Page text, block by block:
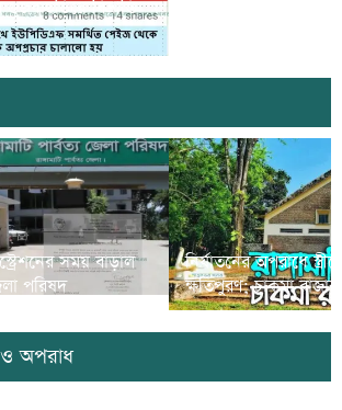
ছড়িয়ে বিভ্রান্তি
সময় বাড়াল
পরিষদ
নির্যাতনের অপরাধে
ক্ষতিপুরণ; চাকমা
অপরাধ